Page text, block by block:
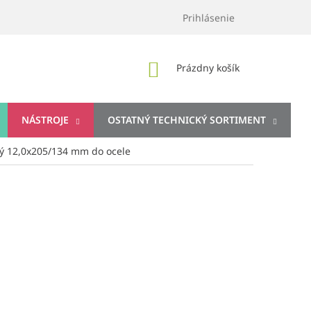
Prihlásenie
NÁKUPNÝ
Prázdny košík
NÁSTROJE OSTATNÝ TECHNICKÝ SORTIMENT
12,0x205/134 mm do ocele